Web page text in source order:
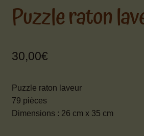
Mon compte
Contact
Puzzle raton
30,00€
Puzzle raton laveur
79 pièces
Dimensions : 26 cm x 35 cm